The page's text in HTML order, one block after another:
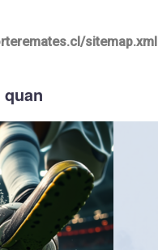
sitemap.xml